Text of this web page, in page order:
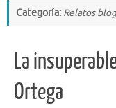
Categoría: Relatos blog
La
Ortega